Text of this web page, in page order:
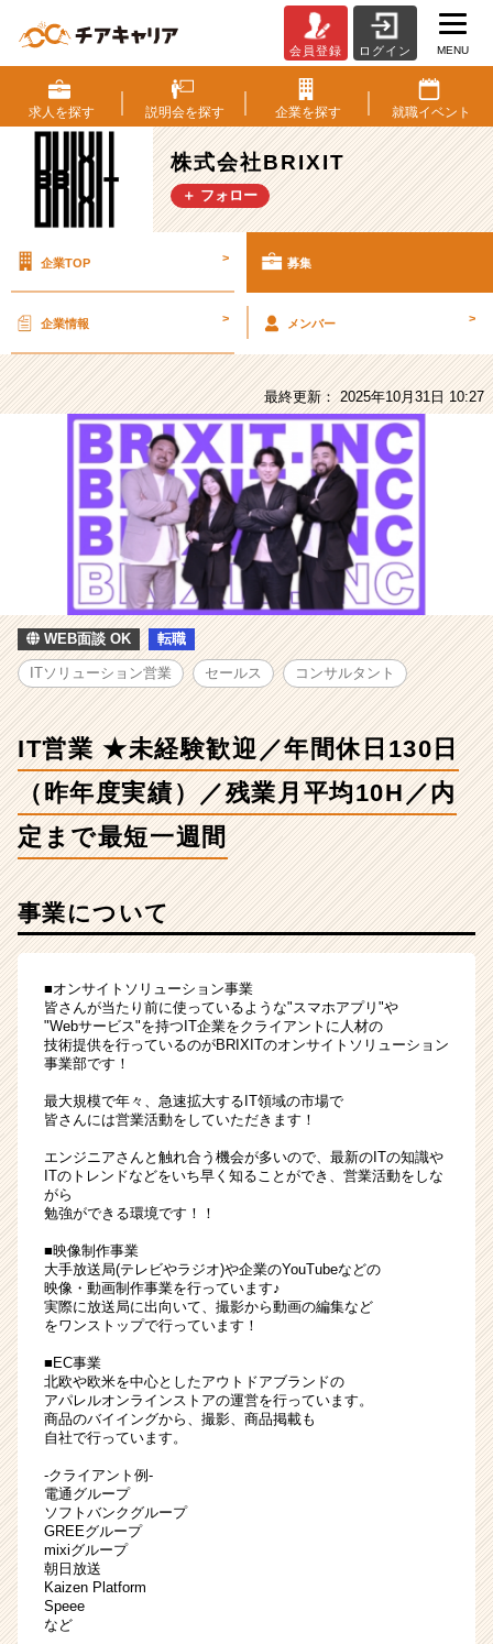
式
会
社
BRIXIT
の
採
-
業
経
験
歓
迎
／
年
間
休
日
130
日
（昨
実
績）
／
残
業
10H
内
定
ま
で
短
一
間
ベ
チ
ャ
ー・
成
企
業
か
ウ
会員登録 ログイン MENU
求人を探す 説明会を探す 企業を探す 就職イベント
株式会社BRIXIT
＋ フォロー
企業TOP > 募集
企業情報 > メンバー >
最終更新： 2025年10月31日 10:27
WEB面談 OK 転職
ITソリューション営業 セールス コンサルタント
IT営業 ★未経験歓迎／年間休日130日
（昨年度実績）／残業月平均10H／内
定まで最短一週間
事業について
■オンサイトソリューション事業
皆さんが当たり前に使っているような"スマホアプリ"や
"Webサービス"を持つIT企業をクライアントに人材の
技術提供を行っているのがBRIXITのオンサイトソリューション
事業部です！
最大規模で年々、急速拡大するIT領域の市場で
皆さんには営業活動をしていただきます！
エンジニアさんと触れ合う機会が多いので、最新のITの知識や
ITのトレンドなどをいち早く知ることができ、営業活動をしな
がら
勉強ができる環境です！！
■映像制作事業
大手放送局(テレビやラジオ)や企業のYouTubeなどの
映像・動画制作事業を行っています♪
実際に放送局に出向いて、撮影から動画の編集など
をワンストップで行っています！
■EC事業
北欧や欧米を中心としたアウトドアブランドの
アパレルオンラインストアの運営を行っています。
商品のバイイングから、撮影、商品掲載も
自社で行っています。
-クライアント例-
電通グループ
ソフトバンクグループ
GREEグループ
mixiグループ
朝日放送
Kaizen Platform
Speee
など